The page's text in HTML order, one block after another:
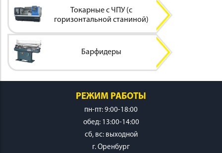
ОСНАСТКА
Токарные с ЧПУ (с
горизонтальной станиной)
Барфидеры
РЕЖИМ РАБОТЫ
пн-пт: 9:00-18:00
обед: 13:00-14:00
cб, вс: выходной
г. Оренбург